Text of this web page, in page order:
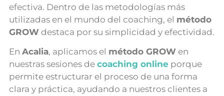
efectiva. Dentro de las metodologías más
utilizadas en el mundo del coaching, el método
GROW destaca por su simplicidad y efectividad.
En Acalia, aplicamos el método GROW en
nuestras sesiones de coaching online porque
permite estructurar el proceso de una forma
clara y práctica, ayudando a nuestros clientes a